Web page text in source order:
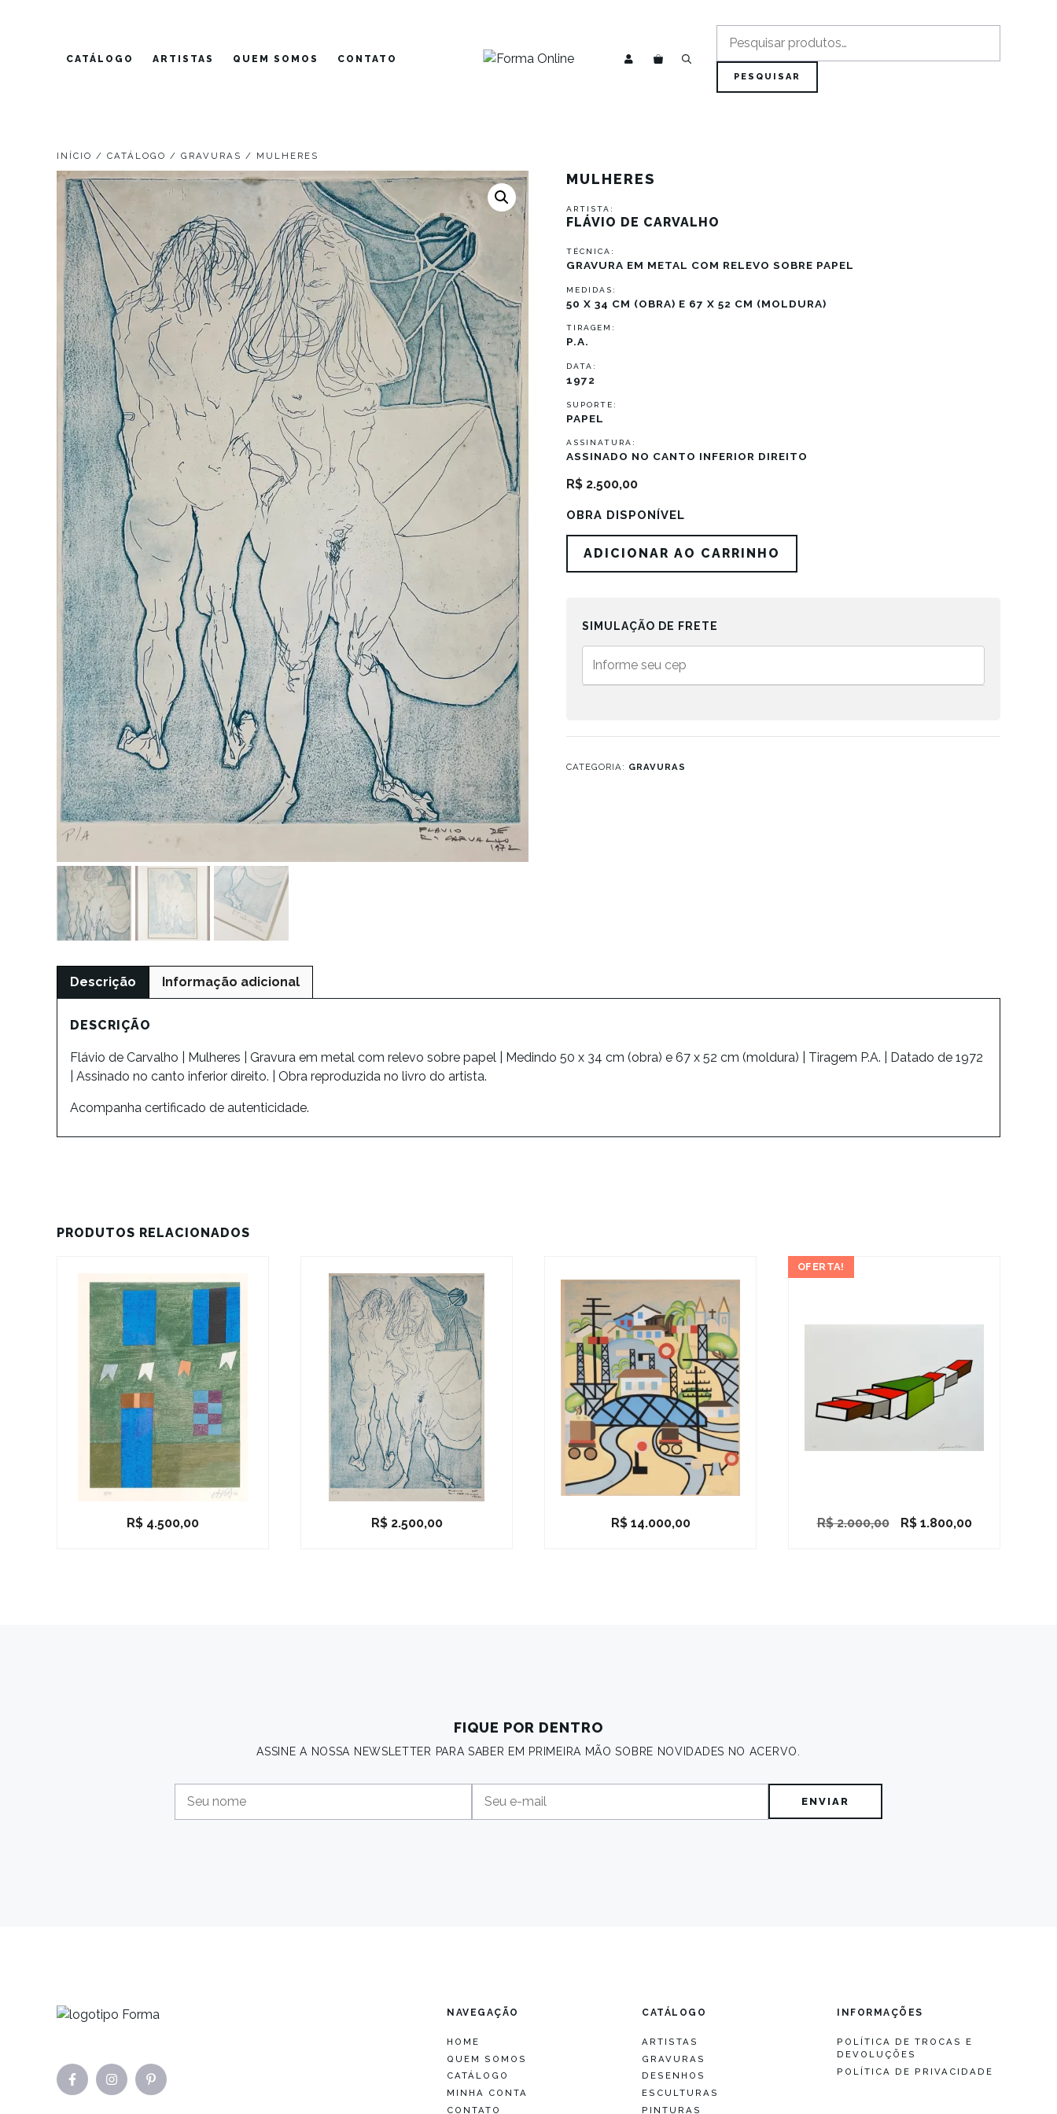
CATÁLOGO ARTISTAS QUEM SOMOS CONTATO
por:
PESQUISAR
INÍCIO / CATÁLOGO / GRAVURAS / MULHERES
MULHERES
ARTISTA:
FLÁVIO DE CARVALHO
TÉCNICA:
GRAVURA EM METAL COM RELEVO SOBRE PAPEL
MEDIDAS:
50 X 34 CM (OBRA) E 67 X 52 CM (MOLDURA)
TIRAGEM:
P.A.
DATA:
1972
SUPORTE:
PAPEL
ASSINATURA:
ASSINADO NO CANTO INFERIOR DIREITO
R$ 2.500,00
OBRA DISPONÍVEL
quantidade
ADICIONAR AO CARRINHO
SIMULAÇÃO DE FRETE
CATEGORIA: GRAVURAS
Descrição Informação adicional
DESCRIÇÃO
Flávio de Carvalho | Mulheres | Gravura em metal com relevo sobre papel | Medindo 50 x 34 cm (obra) e 67 x 52 cm (moldura) | Tiragem P.A. | Datado de 1972
| Assinado no canto inferior direito. | Obra reproduzida no livro do artista.
Acompanha certificado de autenticidade.
PRODUTOS RELACIONADOS
R$ 4.500,00 R$2.500,00 R$14.000,00
OFERTA!
R$2.000,00
O
R$1.800,00O
FIQUE POR DENTRO
ASSINE A NOSSA NEWSLETTER PARA SABER EM PRIMEIRA MÃO SOBRE NOVIDADES NO ACERVO.
NAVEGAÇÃO
HOME
QUEM SOMOS
CATÁLOGO
MINHA CONTA
CONTATO
CATÁLOGO
ARTISTAS
GRAVURAS
DESENHOS
ESCULTURAS
PINTURAS
INFORMAÇÕES
POLÍTICA DE TROCAS E
DEVOLUÇÕES
POLÍTICA DE PRIVACIDADE